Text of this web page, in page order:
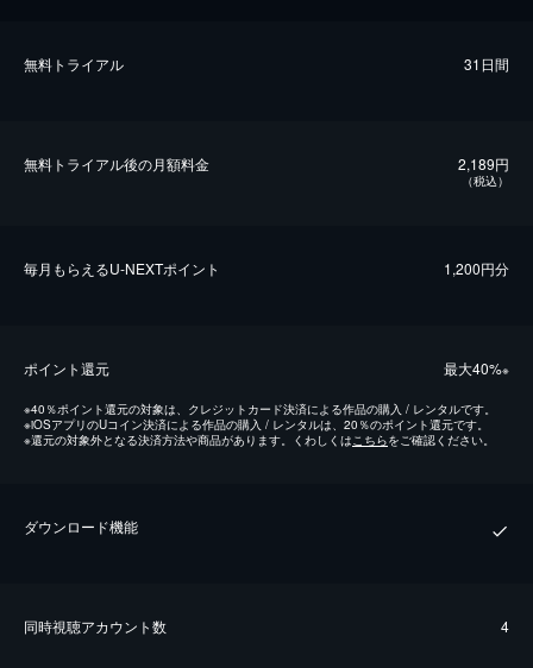
無料トライアル 31日間
無料トライアル後の⽉額料金 2,189円
（税込）
毎⽉もらえるU-NEXTポイント 1,200円分
ポイント還元 最⼤40%※
※40％ポイント還元の対象は、クレジットカード決済による作品の購入 / レンタルです。
※iOSアプリのUコイン決済による作品の購入 / レンタルは、20％のポイント還元です。
※還元の対象外となる決済方法や商品があります。くわしくはこちらをご確認ください。
ダウンロード機能
同時視聴アカウント数 4